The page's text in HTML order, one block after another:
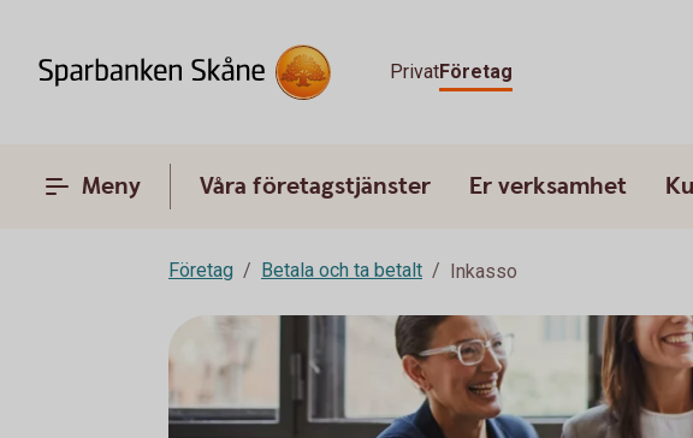
PrivatFöretag
Meny Våra företagstjänster Er verksamhet
Företag Betala och ta betalt Inkasso